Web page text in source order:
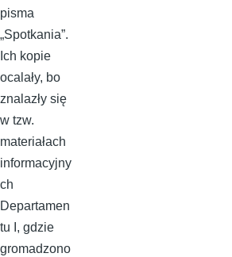
pisma
„Spotkania”.
Ich kopie
ocalały, bo
znalazły się
w tzw.
materiałach
informacyjny
ch
Departamen
tu I, gdzie
gromadzono